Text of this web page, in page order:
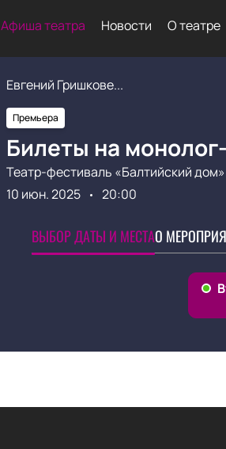
Афиша театра Новости О театре
Евгений Гришкове...
Премьера
Билеты на
Театр-фестиваль «Балтийский дом»
10 июн. 2025
20:00
ВЫБОР ДАТЫ И МЕСТАО